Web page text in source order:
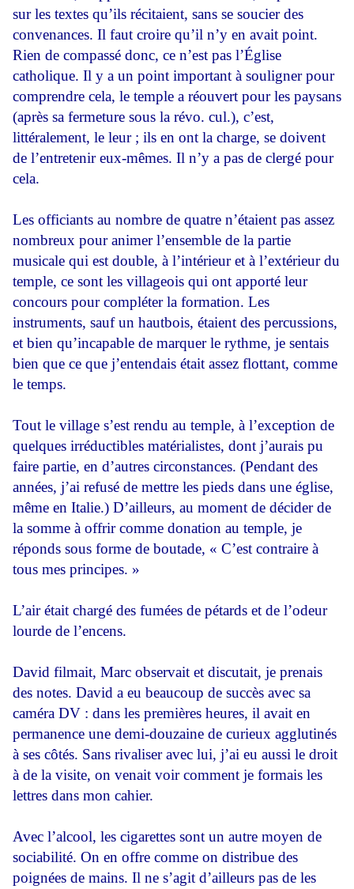
sur les textes qu’ils récitaient, sans se soucier des
convenances. Il faut croire qu’il n’y en avait point.
Rien de compassé donc, ce n’est pas l’Église
catholique. Il y a un point important à souligner pour
comprendre cela, le temple a réouvert pour les paysans
(après sa fermeture sous la révo. cul.), c’est,
littéralement, le leur ; ils en ont la charge, se doivent
de l’entretenir eux-mêmes. Il n’y a pas de clergé pour
cela.
Les officiants au nombre de quatre n’étaient pas assez
nombreux pour animer l’ensemble de la partie
musicale qui est double, à l’intérieur et à l’extérieur du
temple, ce sont les villageois qui ont apporté leur
concours pour compléter la formation. Les
instruments, sauf un hautbois, étaient des percussions,
et bien qu’incapable de marquer le rythme, je sentais
bien que ce que j’entendais était assez flottant, comme
le temps.
Tout le village s’est rendu au temple, à l’exception de
quelques irréductibles matérialistes, dont j’aurais pu
faire partie, en d’autres circonstances. (Pendant des
années, j’ai refusé de mettre les pieds dans une église,
même en Italie.) D’ailleurs, au moment de décider de
la somme à offrir comme donation au temple, je
réponds sous forme de boutade, « C’est contraire à
tous mes principes. »
L’air était chargé des fumées de pétards et de l’odeur
lourde de l’encens.
David filmait, Marc observait et discutait, je prenais
des notes. David a eu beaucoup de succès avec sa
caméra DV : dans les premières heures, il avait en
permanence une demi-douzaine de curieux agglutinés
à ses côtés. Sans rivaliser avec lui, j’ai eu aussi le droit
à de la visite, on venait voir comment je formais les
lettres dans mon cahier.
Avec l’alcool, les cigarettes sont un autre moyen de
sociabilité. On en offre comme on distribue des
poignées de mains. Il ne s’agit d’ailleurs pas de les